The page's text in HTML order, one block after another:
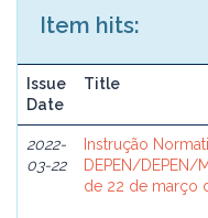
Item hits:
Issue
Date
Title
2022-
03-22
Instrução
DEPEN/DEPEN/
de 22 de março